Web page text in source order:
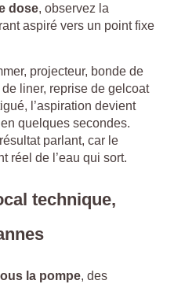
dose, observez la
aspiré vers un point fixe
projecteur, bonde de
liner, reprise de gelcoat
l’aspiration devient
quelques secondes.
parlant, car le
réel de l’eau qui sort.
technique,
la pompe, des